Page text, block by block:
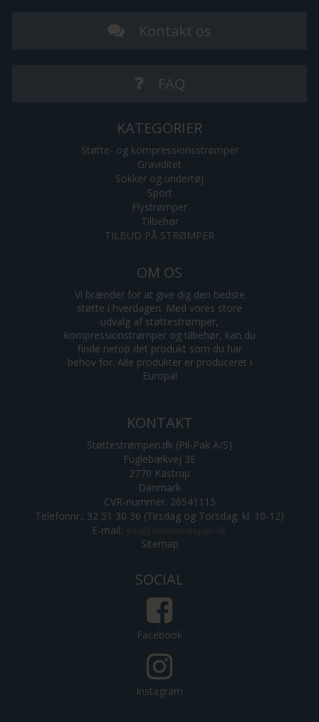
Kontakt os
FAQ
KATEGORIER
Støtte- og kompressionsstrømper
Graviditet
Sokker og undertøj
Sport
Flystrømper
Tilbehør
TILBUD PÅ STRØMPER
OM OS
Vi brænder for at give dig den bedste
støtte i hverdagen. Med vores store
udvalg af støttestrømper,
kompressionstrømper og tilbehør, kan du
finde netop dét produkt som du har
behov for. Alle produkter er produceret i
Europa!
KONTAKT
Støttestrømpen.dk (Pil-Pak A/S)
Fuglebækvej 3E
2770 Kastrup
Danmark
CVR-nummer: 26541115
Telefonnr.: 32 51 30 36 (Tirsdag og Torsdag: kl. 10-12)
E-mail:
Sitemap
SOCIAL
Facebook
Instagram